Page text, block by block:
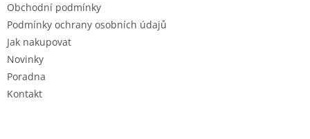
Obchodní podmínky
Podmínky ochrany osobních údajů
Jak nakupovat
Novinky
Poradna
Kontakt